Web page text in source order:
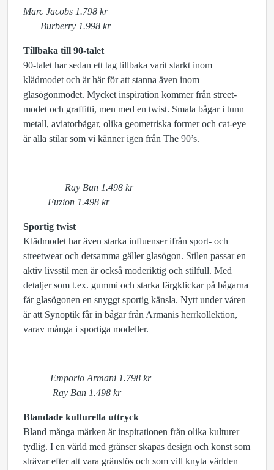
Marc Jacobs 1.798 kr
Burberry 1.998 kr
Tillbaka till 90-talet
90-talet har sedan ett tag tillbaka varit starkt inom
klädmodet och är här för att stanna även inom
glasögonmodet. Mycket inspiration kommer från street-
modet och graffitti, men med en twist. Smala bågar i tunn
metall, aviatorbågar, olika geometriska former och cat-eye
är alla stilar som vi känner igen från The 90’s.
Ray Ban 1.498 kr
Fuzion 1.498 kr
Sportig twist
Klädmodet har även starka influenser ifrån sport- och
streetwear och detsamma gäller glasögon. Stilen passar en
aktiv livsstil men är också moderiktig och stilfull. Med
detaljer som t.ex. gummi och starka färgklickar på bågarna
får glasögonen en snyggt sportig känsla. Nytt under våren
är att Synoptik får in bågar från Armanis herrkollektion,
varav många i sportiga modeller.
Emporio Armani 1.798 kr
Ray Ban 1.498 kr
Blandade kulturella uttryck
Bland många märken är inspirationen från olika kulturer
tydlig. I en värld med gränser skapas design och konst som
strävar efter att vara gränslös och som vill knyta världen